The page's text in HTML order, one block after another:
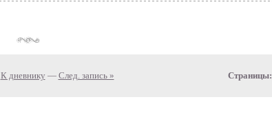
К дневнику — След. запись » Страницы: